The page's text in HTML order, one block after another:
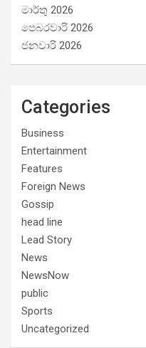
මාර්තු 2026
පෙබරවාරි 2026
ජනවාරි 2026
Categories
Business
Entertainment
Features
Foreign News
Gossip
head line
Lead Story
News
NewsNow
public
Sports
Uncategorized